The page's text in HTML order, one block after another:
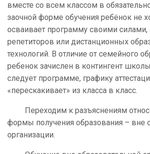
вместе со всем классом в
заочной форме обучения ребёнок не
осваивает программу своими
репетиторов или дистанционных
технологий. В отличие от семейного
ребенок зачислен в контингент
следует программе, графику
«перескакивает» из класса в класс.
Переходим к разъяснениям
формы получения образования – вне
организации.